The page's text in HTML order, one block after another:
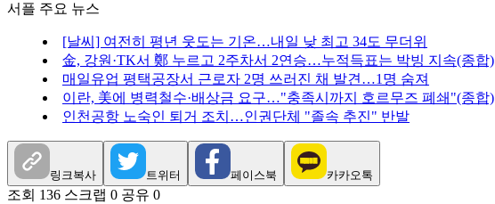
서플 주요 뉴스
[날씨] 여전히 평년 웃도는 기온…내일 낮 최고 34도 무더위
金, 강원·TK서 鄭 누르고 2주차서 2연승…누적득표는 박빙 지속(종합)
매일유업 평택공장서 근로자 2명 쓰러진 채 발견…1명 숨져
이란, 美에 병력철수·배상금 요구…"충족시까지 호르무즈 폐쇄"(종합)
인천공항 노숙인 퇴거 조치…인권단체 "졸속 추진" 반발
링크복사 트위터 페이스북 카카오톡
조회 136 스크랩 0 공유 0